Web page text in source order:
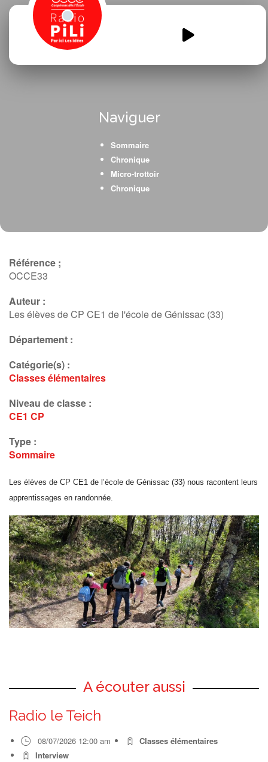
CP-CE1-Genissac-emission-
Naviguer
Sommaire
Chronique
Micro-trottoir
Chronique
Référence ;
OCCE33
Auteur :
Les élèves de CP CE1 de l'école de Génissac (33)
Département :
Catégorie(s) :
Classes élémentaires
Niveau de classe :
CE1 CP
Type :
Sommaire
Les élèves de CP CE1 de l’école de Génissac (33) nous racontent leurs
apprentissages en randonnée.
A écouter aussi
Radio le Teich
08/07/2026 12:00 am
Classes élémentaires
Interview